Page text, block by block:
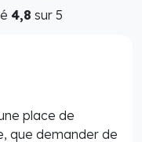
4,8 sur 5
place de
que demander de